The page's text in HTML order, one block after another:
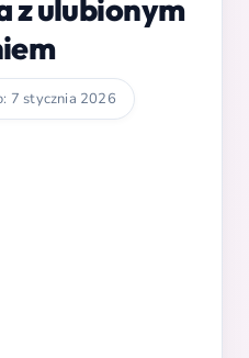
z ulubionym
7 stycznia 2026